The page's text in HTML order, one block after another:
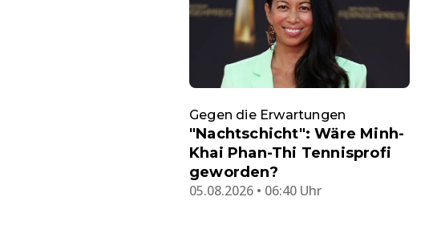
Gegen die Erwartungen
"Nachtschicht": Wäre Minh-
Khai Phan-Thi Tennisprofi
geworden?
05.08.2026 • 06:40 Uhr